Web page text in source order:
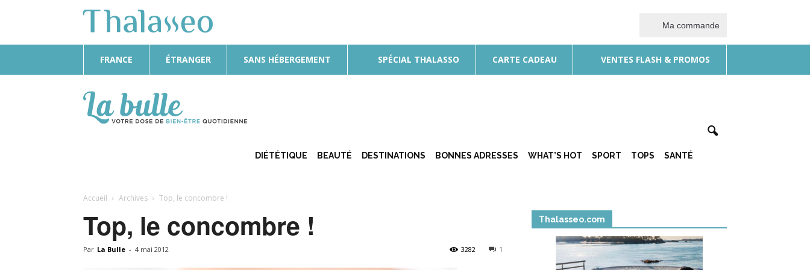
Ma commande
FRANCE ÉTRANGER SANS HÉBERGEMENT SPÉCIAL THALASSO CARTE CADEAU VENTES FLASH & PROMOS
Bulle
DIÉTÉTIQUE BEAUTÉ DESTINATIONS BONNES ADRESSES WHAT’S HOT SPORT TOPS SANTÉ
Accueil Archives Top, le concombre !
Top, le concombre !
Par La Bulle - 4 mai 2012 1
3282
Thalasseo.com